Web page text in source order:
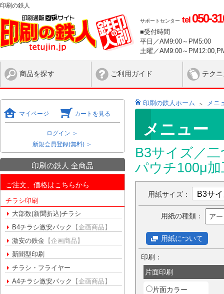
印刷の鉄人
サポートセンター tel 050-
■受付時間
平日／AM9:00～PM5:00
土曜／AM9:00～
商品を探す ご利用ガイド テク
マイページ カートを見る
ログイン ＞
新規会員登録(無料) ＞
印刷の鉄人 全商品
ご注文、価格はこちらから
チラシ印刷
大部数(新聞折込)チラシ
B4チラシ激安パック
【企画商品】
激安の鉄金 【企画商品】
新聞型印刷
チラシ・フライヤー
A4チラシ激安パック
【企画商品】
印刷の鉄人ホーム メニ
メニュー
B3サイズ／
パウチ100μ
用紙サイズ：
用紙の種類： ア
用紙について
印刷：
片面印刷
片面カラー